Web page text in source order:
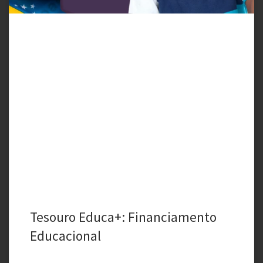
Tesouro Educa+: Financiamento
Educacional